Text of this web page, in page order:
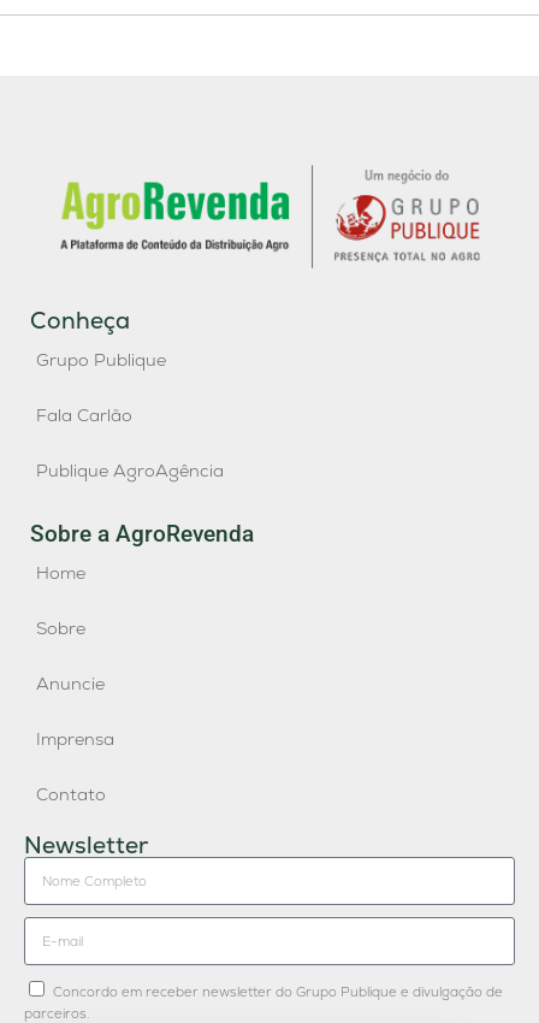
Conheça
Grupo Publique
Fala Carlão
Publique AgroAgência
Sobre a AgroRevenda
Home
Sobre
Anuncie
Imprensa
Contato
Newsletter
Concordo em receber newsletter do Grupo Publique e divulgação de
parceiros.